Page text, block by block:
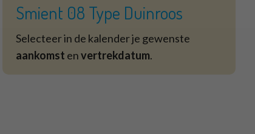
Smient 08 Type Duinroos
Selecteer in de kalender je gewenste
aankomst envertrekdatum.